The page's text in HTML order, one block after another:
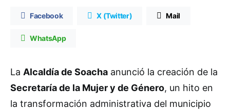
Facebook X (Twitter) Mail
WhatsApp
La Alcaldía de Soacha anunció la creación de la
Secretaría de la Mujer y de Género, un hito en
la transformación administrativa del municipio